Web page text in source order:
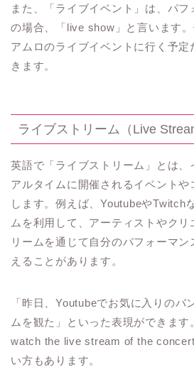
また、「ライブイベント」は、パフ
の場合、「live show」と言います
アムロのライブイベントに行く予
きます。
ライブストリーム（Live
英語で「ライブストリーム」とは、
アルタイムに開催されるイベントや
します。例えば、YoutubeやTwitch
ムを利用して、アーティストやクリ
リームを通じて自分のパフォーマ
えることがあります。
「昨日、Youtubeでお気に入りのバ
ムを観た」といった表現ができます
watch the live stream of the
い方もあります。